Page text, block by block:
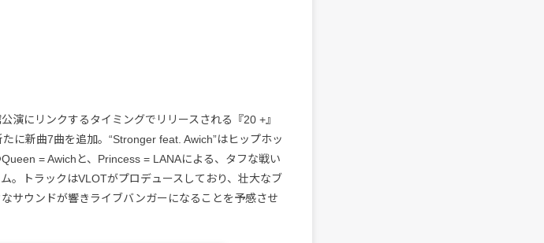
演にリンクするタイミングでリリースされる『20 +』
に新曲7曲を追加。“Stronger feat. Awich”はヒップホッ
= Awichと、Princess = LANAによる、タフな戦い
。トラックはVLOTがプロデュースしており、壮大なブ
サウンドが響きライブバンガーになることを予感させ